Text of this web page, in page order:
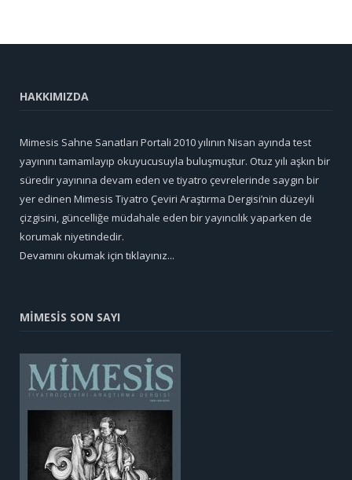
HAKKIMIZDA
Mimesis Sahne Sanatları Portali 2010 yılının Nisan ayında test
yayınını tamamlayıp okuyucusuyla buluşmuştur. Otuz yılı aşkın bir
süredir yayınına devam eden ve tiyatro çevrelerinde saygın bir
yer edinen Mimesis Tiyatro Çeviri Araştırma Dergisi’nin düzeyli
çizgisini, güncelliğe müdahale eden bir yayıncılık yaparken de
korumak niyetindedir.
Devamını okumak için tıklayınız...
MİMESİS SON SAYI